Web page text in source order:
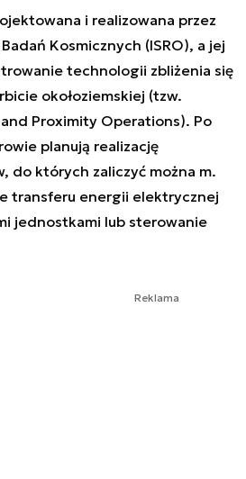
i realizowana przez
Kosmicznych (ISRO), a jej
technologii zbliżenia się
okołoziemskiej (tzw.
Proximity Operations). Po
planują realizację
do których zaliczyć można m.
transferu energii elektrycznej
jednostkami lub sterowanie
Reklama